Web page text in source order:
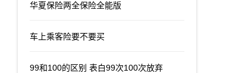
华夏保险两全保险全能版
车上乘客险要不要买
99和100的区别 表白99次100次放弃